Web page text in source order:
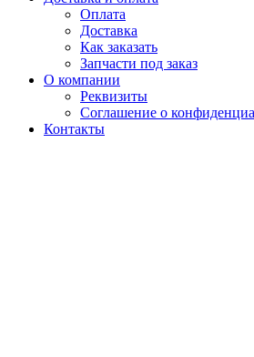
Оплата
Доставка
Как заказать
Запчасти под заказ
О компании
Реквизиты
Соглашение о
Контакты